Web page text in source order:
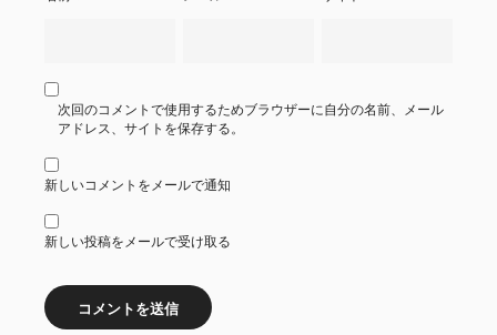
次回のコメントで使用するためブラウザーに自分の名前、メール
アドレス、サイトを保存する。
新しいコメントをメールで通知
新しい投稿をメールで受け取る